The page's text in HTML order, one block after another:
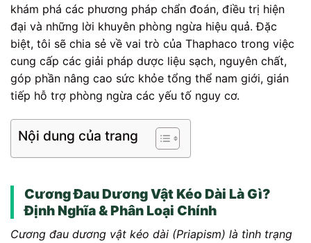
khám phá các phương pháp chẩn đoán, điều trị hiện
đại và những lời khuyên phòng ngừa hiệu quả. Đặc
biệt, tôi sẽ chia sẻ về vai trò của Thaphaco trong việc
cung cấp các giải pháp dược liệu sạch, nguyên chất,
góp phần nâng cao sức khỏe tổng thể nam giới, gián
tiếp hỗ trợ phòng ngừa các yếu tố nguy cơ.
Nội dung của trang
Cương Đau Dương Vật Kéo Dài Là Gì?
Định Nghĩa & Phân Loại Chính
Cương đau dương vật kéo dài (Priapism) là tình trạng